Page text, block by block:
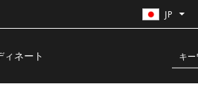
JP
ィネート